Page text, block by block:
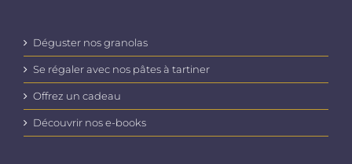
Déguster nos granolas
Se régaler avec nos pâtes à tartiner
Offrez un cadeau
Découvrir nos e-books